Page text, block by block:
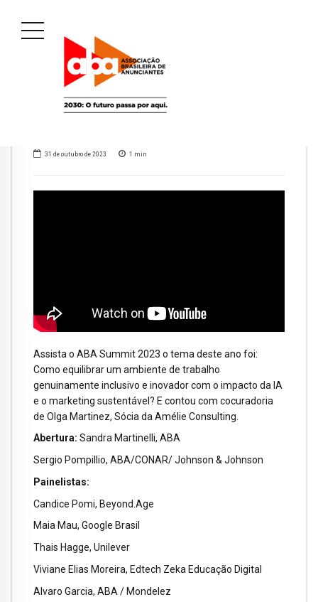
31 de outubro de 2023 1 min
Assista o ABA Summit 2023 o tema deste ano foi:
Como equilibrar um ambiente de trabalho
genuinamente inclusivo e inovador com o impacto da IA
e o marketing sustentável? E contou com cocuradoria
de Olga Martinez, Sócia da Amélie Consulting.
Abertura: Sandra Martinelli, ABA
Sergio Pompillio, ABA/CONAR/ Johnson & Johnson
Painelistas:
Candice Pomi, Beyond.Age
Maia Mau, Google Brasil
Thais Hagge, Unilever
Viviane Elias Moreira, Edtech Zeka Educação Digital
Alvaro Garcia, ABA / Mondelez